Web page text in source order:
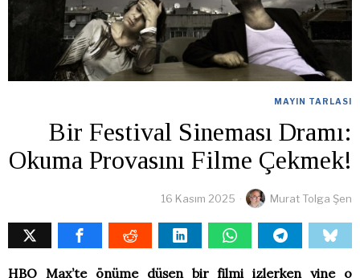
MAYIN TARLASI
Bir Festival Sineması Dramı:
Okuma Provasını Filme Çekmek!
16 Kasım 2025 Murat Tolga Şen
HBO Max’te önüme düşen bir filmi izlerken yine o